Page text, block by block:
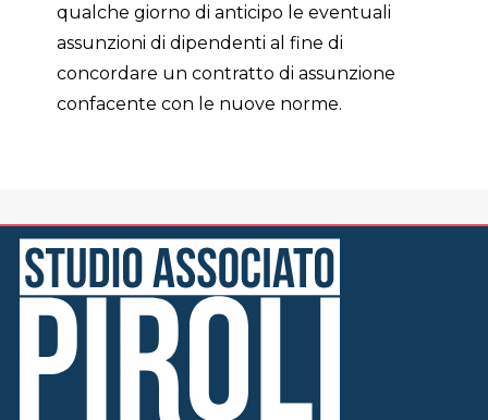
qualche giorno di anticipo le eventuali
assunzioni di dipendenti al fine di
concordare un contratto di assunzione
confacente con le nuove norme.